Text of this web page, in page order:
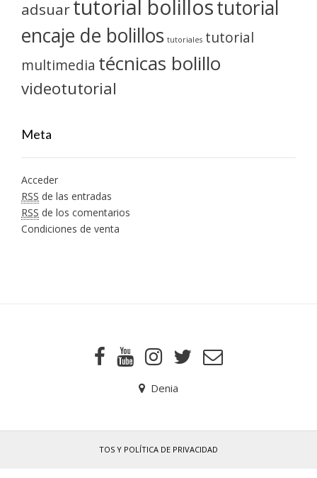
adsuartutorial bolillostutorial
encaje de bolillos tutoriales tutorial
multimedia técnicas bolillo
videotutorial
Meta
Acceder
RSS de las entradas
RSS de los comentarios
Condiciones de venta
Denia
TOS Y POLÍTICA DE PRIVACIDAD